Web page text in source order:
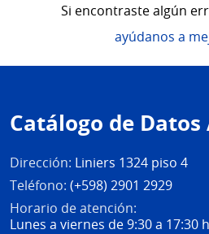
Si encontraste algún
ayúdanos a
de
página
Catálogo de
Dirección: Liniers 1324 piso 4
Teléfono: (+598) 2901 2929
Horario de atención:
Lunes a viernes de 9:30 a 17:30